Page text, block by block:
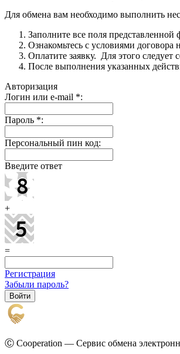
Для обмена вам необходимо выполнить
Заполните все поля
Ознакомьтесь с условиями договора
Оплатите заявку. Для этого
После выполнения указанных
Авторизация
Логин или e-mail *:
Пароль *:
Персональный пин код:
Введите ответ
+
=
Регистрация
Забыли пароль?
Ⓒ Cooperation — Сервис обмена